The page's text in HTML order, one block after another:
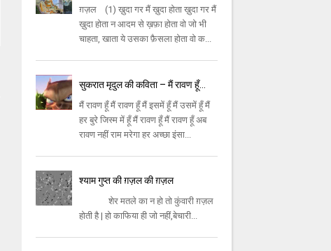
ग़ज़ल (1) ख़ुदा गर मैं ख़ुदा होता ख़ुदा गर मैं
ख़ुदा होता न आदम से ख़फ़ा होता वो जो भी
चाहता, खाता ये उसका फ़ैसला होता वो क...
सुकरात मृदुल की कविता – मैं रावण हूँ…
मैं रावण हूँ मैं रावण हूँ मैं इसमें हूँ मैं उसमें हूँ मैं
हर बुरे जिस्म में हूँ मैं रावण हूँ मैं रावण हूँ अब
रावण नहीं राम मरेगा हर अच्छा इंसा...
श्याम गुप्त की ग़ज़ल की ग़ज़ल
शेर मतले का न हो तो कुंवारी ग़ज़ल
होती है | हो काफिया ही जो नहीं,बेचारी...